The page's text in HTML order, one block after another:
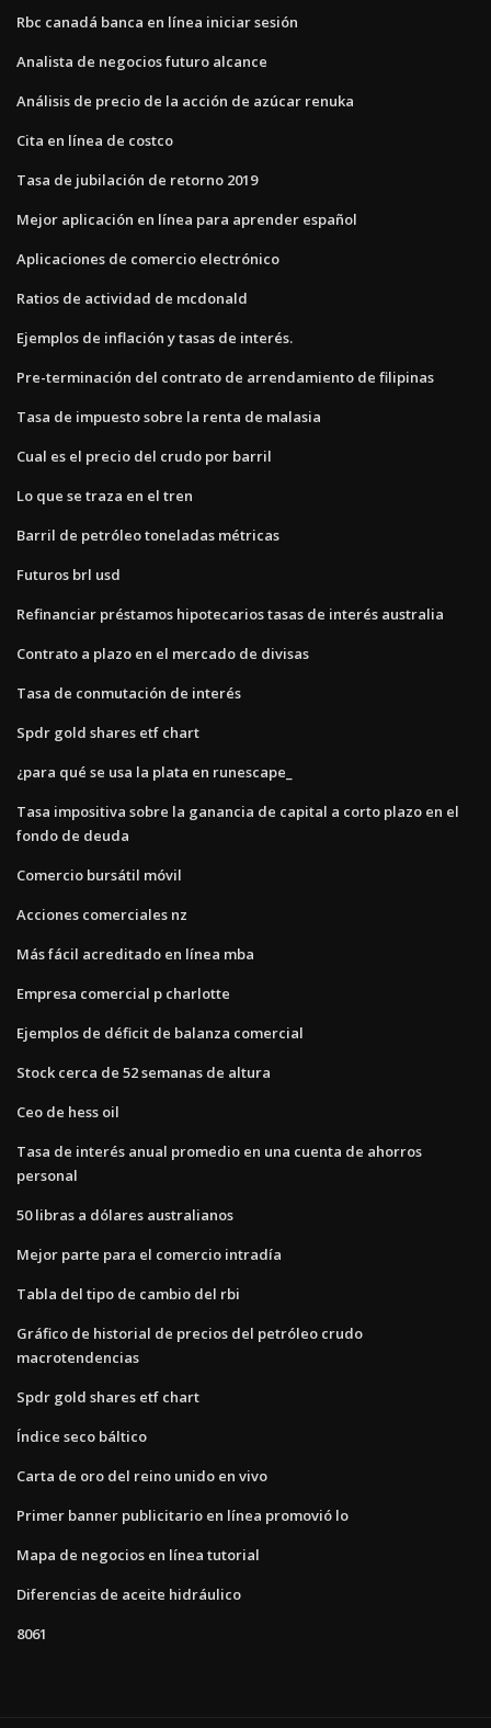
Rbc canadá banca en línea iniciar sesión
Analista de negocios futuro alcance
Análisis de precio de la acción de azúcar renuka
Cita en línea de costco
Tasa de jubilación de retorno 2019
Mejor aplicación en línea para aprender español
Aplicaciones de comercio electrónico
Ratios de actividad de mcdonald
Ejemplos de inflación y tasas de interés.
Pre-terminación del contrato de arrendamiento de filipinas
Tasa de impuesto sobre la renta de malasia
Cual es el precio del crudo por barril
Lo que se traza en el tren
Barril de petróleo toneladas métricas
Futuros brl usd
Refinanciar préstamos hipotecarios tasas de interés australia
Contrato a plazo en el mercado de divisas
Tasa de conmutación de interés
Spdr gold shares etf chart
¿para qué se usa la plata en runescape_
Tasa impositiva sobre la ganancia de capital a corto plazo en el
fondo de deuda
Comercio bursátil móvil
Acciones comerciales nz
Más fácil acreditado en línea mba
Empresa comercial p charlotte
Ejemplos de déficit de balanza comercial
Stock cerca de 52 semanas de altura
Ceo de hess oil
Tasa de interés anual promedio en una cuenta de ahorros
personal
50 libras a dólares australianos
Mejor parte para el comercio intradía
Tabla del tipo de cambio del rbi
Gráfico de historial de precios del petróleo crudo
macrotendencias
Spdr gold shares etf chart
Índice seco báltico
Carta de oro del reino unido en vivo
Primer banner publicitario en línea promovió lo
Mapa de negocios en línea tutorial
Diferencias de aceite hidráulico
8061